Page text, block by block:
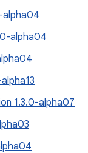
alpha04
alpha04
1.3.0-alpha07